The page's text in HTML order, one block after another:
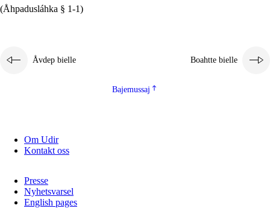
(Åhpadusláhka § 1-1)
Åvdep bielle Boahtte bielle
Bajemussaj
Om Udir
Kontakt oss
Presse
Nyhetsvarsel
English pages